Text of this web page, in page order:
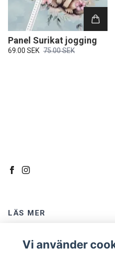
Panel Surikat jogging
69.00 SEK 75.00 SEK
LÄS MER
Om ossVi använder